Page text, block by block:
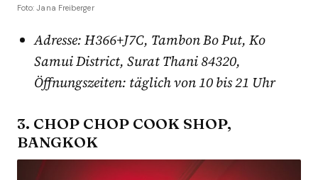
Foto: Jana Freiberger
Adresse: H366+J7C, Tambon Bo Put, Ko
Samui District, Surat Thani 84320,
Öffnungszeiten: täglich von 10 bis 21 Uhr
3. CHOP CHOP COOK SHOP,
BANGKOK